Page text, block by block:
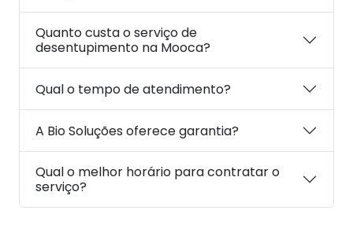
Quanto custa o serviço de
desentupimento na Mooca?
Qual o tempo de atendimento?
A Bio Soluções oferece garantia?
Qual o melhor horário para contratar o
serviço?